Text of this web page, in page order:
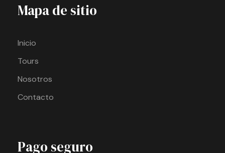
Mapa de sitio
Inicio
Tours
Nosotros
Contacto
Pago seguro